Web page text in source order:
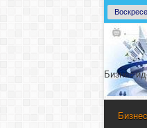
Бизнес